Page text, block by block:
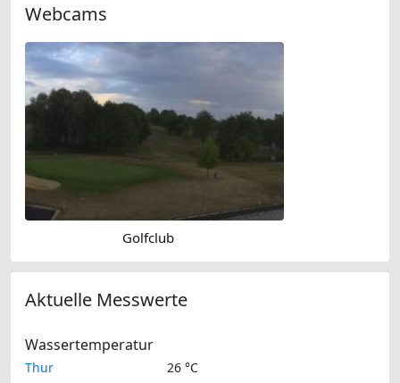
Webcams
Golfclub
Aktuelle Messwerte
Wassertemperatur
Thur 26 °C